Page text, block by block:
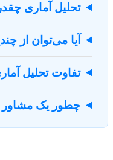
تحلیل آماری
آیا می‌توان از
تفاوت تحلیل
چطور یک مشاور